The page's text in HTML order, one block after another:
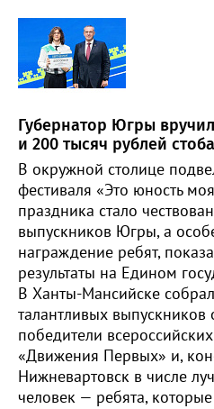
Губернатор Югры
и 200 тысяч рублей
В окружной столице
фестиваля «Это юность
праздника стало
выпускников Югры, а
награждение ребят,
результаты на Едином
В Ханты-Мансийске
талантливых выпускников
победители
«Движения Первых» и,
Нижневартовск в числе
человек — ребята,